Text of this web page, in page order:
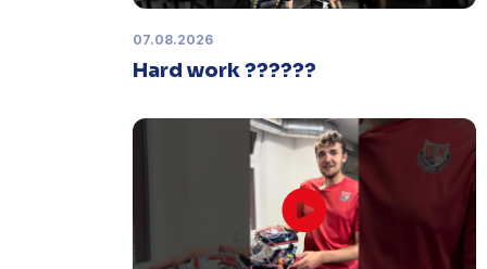
Úterý 27. ledna |Utkání 32. kola v
, které se mělo původně
odehrát 31. ledna, bylo z důvodu
marodky Králů
odloženo. Kluby se
domluvily na náhradním termínu,
Bruslaři se s Pískem utkají venku
07.08.2026
Hard work ??????